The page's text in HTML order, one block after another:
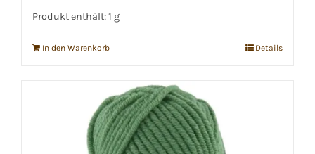
Produkt enthält: 1 g
In den Warenkorb Details